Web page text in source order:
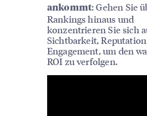
ankommt: Gehen Sie
Rankings hinaus und
konzentrieren Sie sich
Sichtbarkeit,
Engagement, um den
ROI zu verfolgen.